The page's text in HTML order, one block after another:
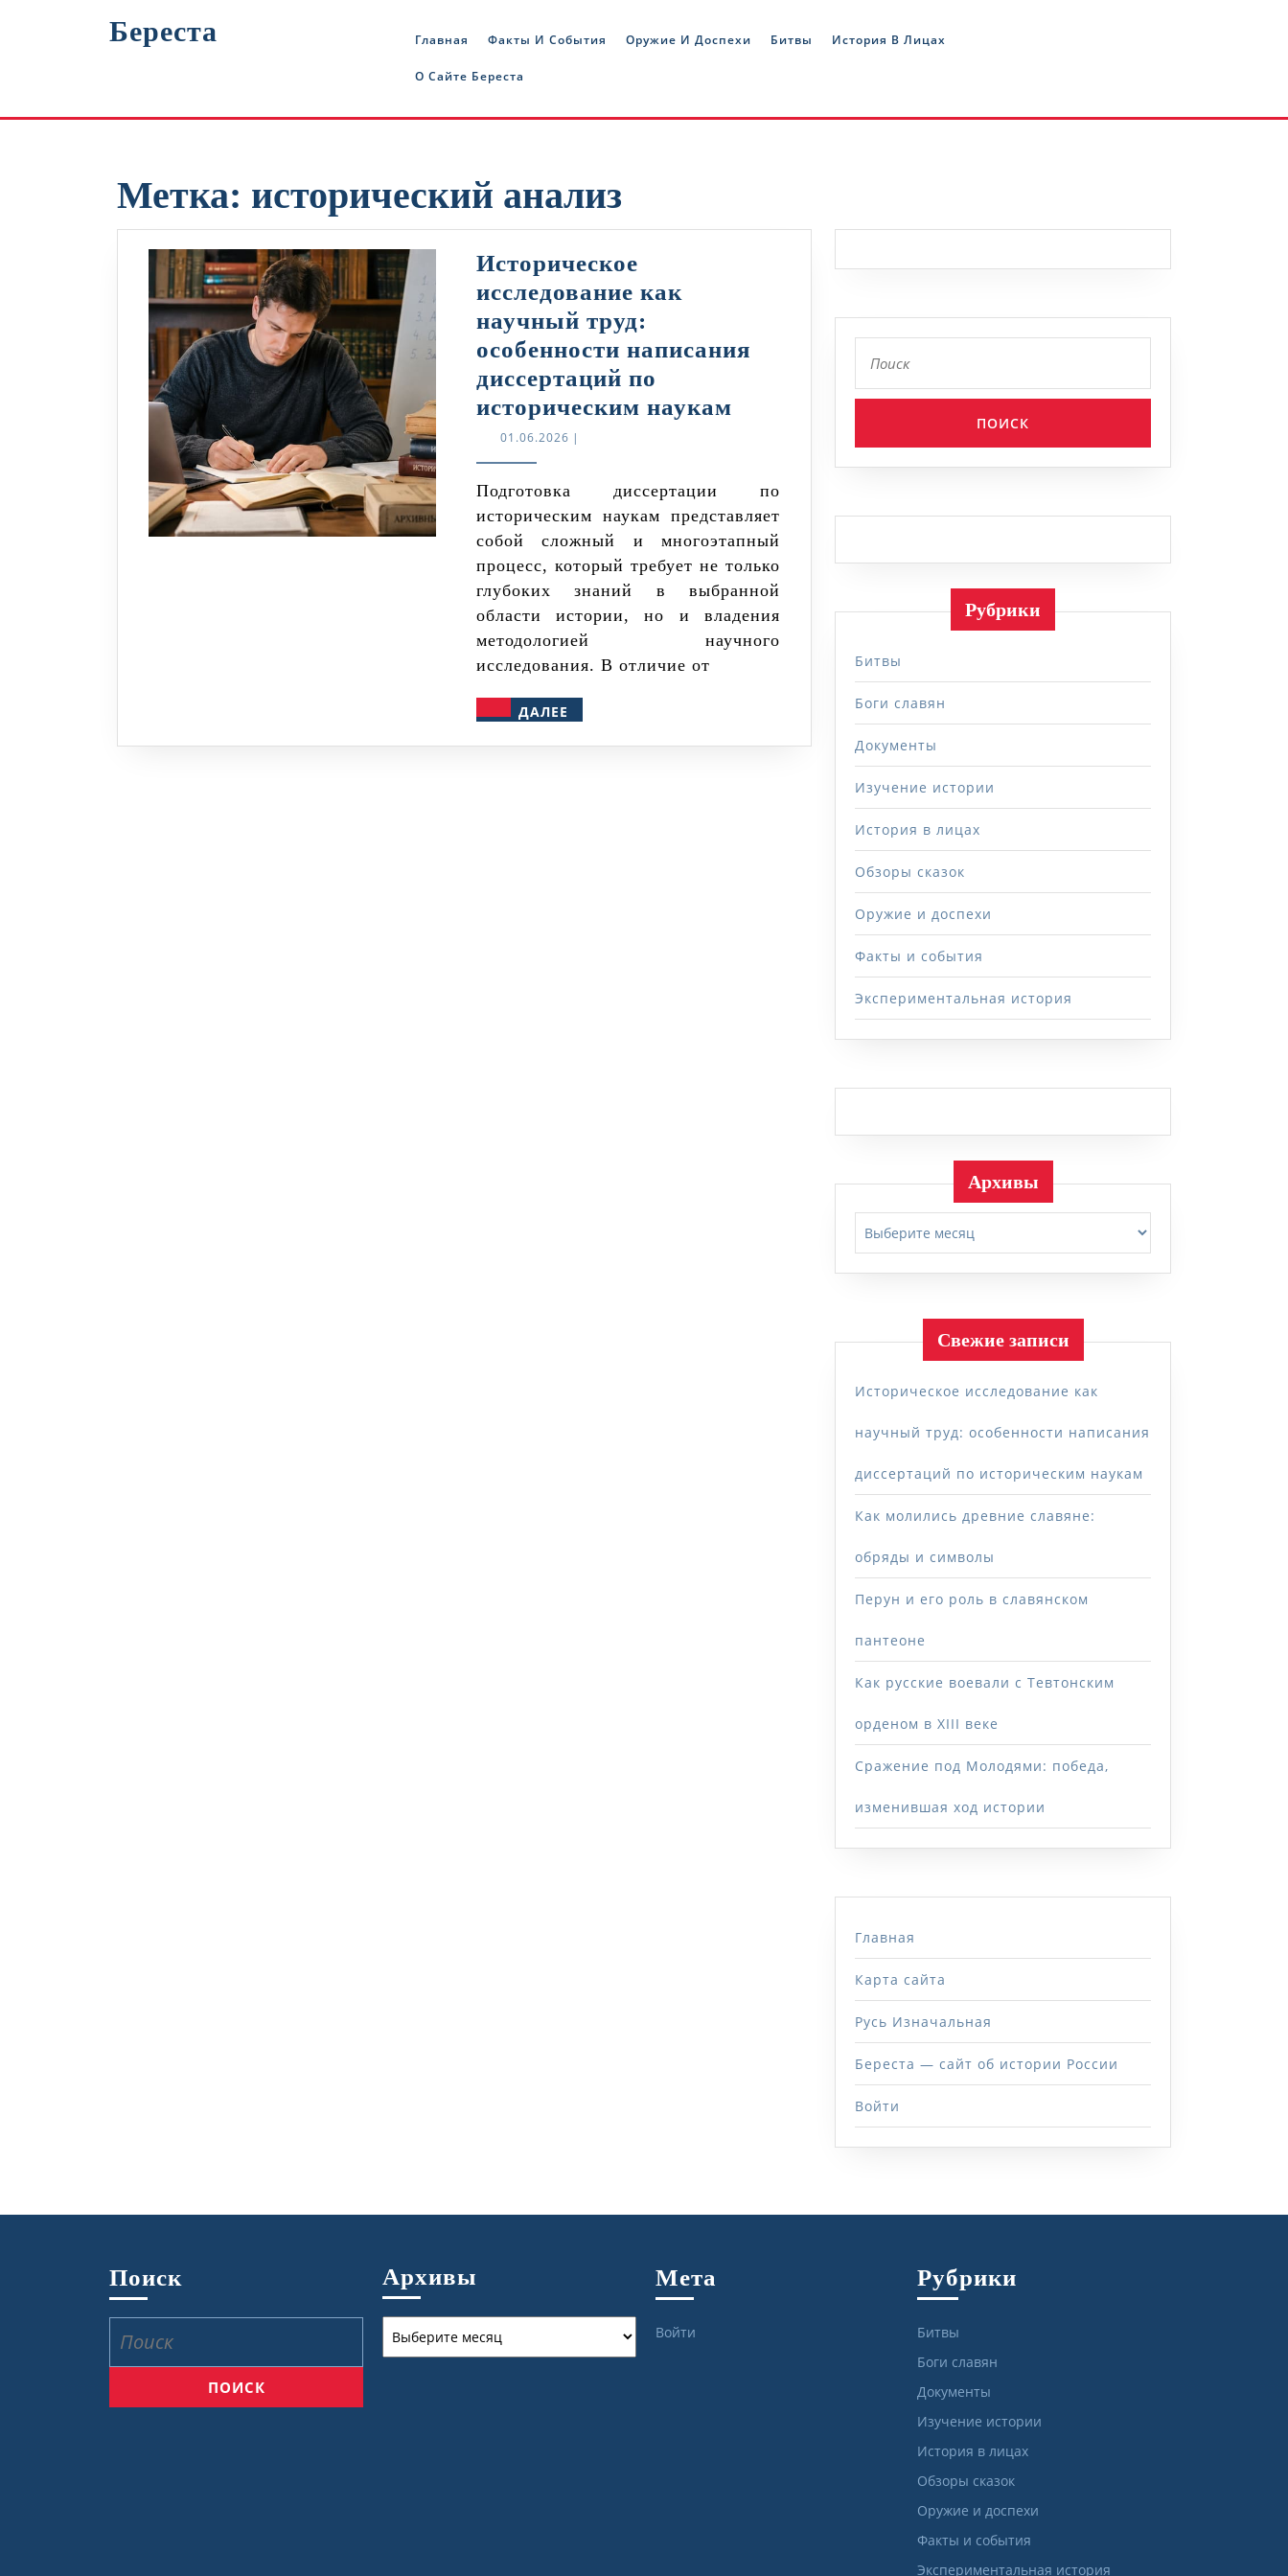
Береста Главная Факты И События Оружие И Доспехи Битвы История В Лицах
О Сайте Береста
Метка: исторический анализ
Историческое
исследование как
научный труд:
особенности написания
диссертаций по
историческим наукамИсторическое
научный
труд:
особенности
написания
диссертаций
по
историческим
01.06.202601.06.2026
|
Подготовка диссертации по
историческим наукам представляет
собой сложный и многоэтапный
процесс, который требует не только
глубоких знаний в выбранной
области истории, но и владения
методологией научного
исследования. В отличие от
ДАЛЕЕ
Рубрики
Битвы
Боги славян
Документы
Изучение истории
История в лицах
Обзоры сказок
Оружие и доспехи
Факты и события
Экспериментальная история
Архивы
Свежие записи
Историческое исследование как
научный труд: особенности написания
диссертаций по историческим наукам
Как молились древние славяне:
обряды и символы
Перун и его роль в славянском
пантеоне
Как русские воевали с Тевтонским
орденом в XIII веке
Сражение под Молодями: победа,
изменившая ход истории
Главная
Карта сайта
Русь Изначальная
Береста — сайт об истории России
Войти
Поиск Архивы Мета
Войти
Рубрики
Битвы
Боги славян
Документы
Изучение истории
История в лицах
Обзоры сказок
Оружие и доспехи
Факты и события
Экспериментальная история